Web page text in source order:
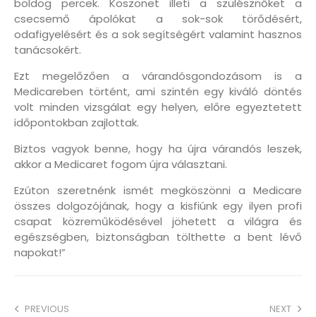
boldog percek. Köszönet illeti a szülésznőket a
csecsemő ápolókat a sok-sok törődésért,
odafigyelésért és a sok segítségért valamint hasznos
tanácsokért.
Ezt megelőzően a várandósgondozásom is a
Medicareben történt, ami szintén egy kiváló döntés
volt minden vizsgálat egy helyen, előre egyeztetett
időpontokban zajlottak.
Biztos vagyok benne, hogy ha újra várandós leszek,
akkor a Medicaret fogom újra választani.
Ezúton szeretnénk ismét megköszönni a Medicare
összes dolgozójának, hogy a kisfiúnk egy ilyen profi
csapat közreműködésével jöhetett a világra és
egészségben, biztonságban tölthette a bent lévő
napokat!”
PREVIOUS NEXT